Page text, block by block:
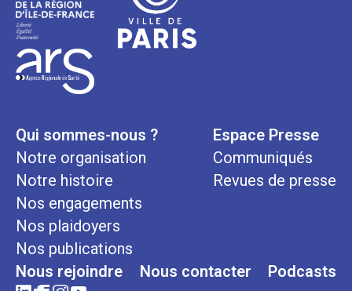
Qui sommes-nous ?
Notre organisation
Notre histoire
Nos engagements
Nos plaidoyers
Nos publications
Espace Presse
Communiqués
Revues de presse
Nous rejoindre Nous contacter Podcasts